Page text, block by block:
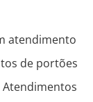
atendimento
de portões